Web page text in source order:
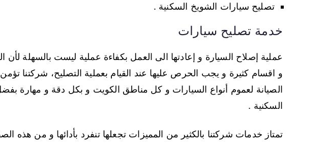
تصليح سيارات الشويخ السكنية .
خدمة تصليح سيارات
عملية إصلاح السيارة و إعادتها الى العمل بكفاءة عملية ليست بالسهلة
و اقسام كثيرة و يجب الحرص عليها عند القيام بعملية التصليح، شركتنا
الصيانة لعموم أنواع السيارات و كل مناطق الكويت و بكل دقة و مهارة
السكنية .
تمتاز خدمات شركتنا بالكثير من المميزات تجعلها تنفرد بأدائها و من هذه